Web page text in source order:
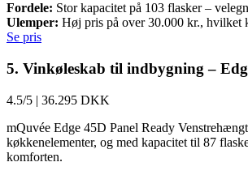
Fordele: Stor kapacitet på 103 flasker –
Ulemper: Høj pris på over 30.000 kr., hvilket
Se pris
5. Vinkøleskab til indbygning –
4.5/5 | 36.295 DKK
mQuvée Edge 45D Panel Ready
køkkenelementer, og med kapacitet til 87
komforten.